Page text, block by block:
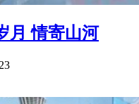
月 情寄山河